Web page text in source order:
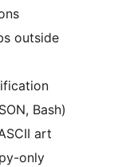
outside
Bash)
art
only